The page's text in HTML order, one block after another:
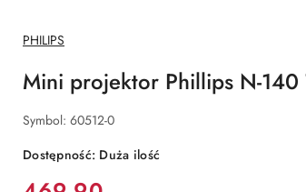
NAZWA
PRODUCENTA:
PHILIPS
Mini projektor Phillips N-140
Symbol: 60512-0
Dostępność: Duża ilość